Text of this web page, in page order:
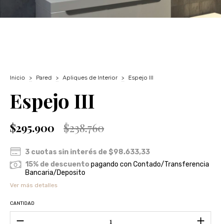
Inicio > Pared > Apliques de Interior > Espejo III
Espejo III
$295.900 $238.760
3 cuotas sin interés de $98.633,33
15% de descuentopagando con Contado/Transferencia
Bancaria/Deposito
Ver más detalles
CANTIDAD